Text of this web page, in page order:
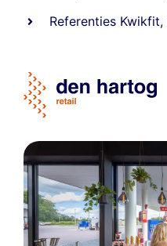
Referenties Kwikfit,